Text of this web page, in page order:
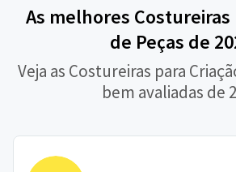
As melhores Costureiras
de Peças de
Veja as Costureiras para
bem avaliadas de